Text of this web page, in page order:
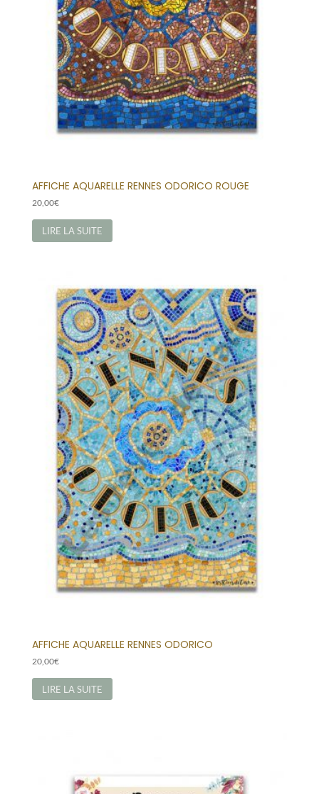
AFFICHE AQUARELLE RENNES ODORICO ROUGE
20,00€
LIRE LA SUITE
AFFICHE AQUARELLE RENNES ODORICO
20,00€
LIRE LA SUITE